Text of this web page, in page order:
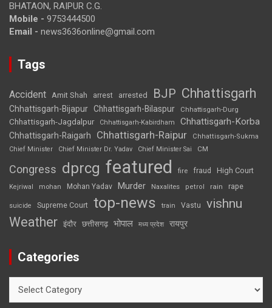
BHATAON, RAIPUR C.G.
Mobile - 9753444500
Email - news3636online@gmail.com
Tags
Accident Amit Shah arrest arrested BJP Chhattisgarh
Chhattisgarh-Bijapur Chhattisgarh-Bilaspur Chhattisgarh-Durg
Chhattisgarh-Jagdalpur Chhattisgarh-Kabirdham Chhattisgarh-Korba
Chhattisgarh-Raigarh Chhattisgarh-Raipur
Chhattisgarh-Sukma
Chief Minister
Chief Minister Dr. Yadav Chief Minister Sai CM
Congress dprcg featured fire fraud High Court
Kejriwal mohan Mohan Yadav Murder Naxalites petrol rain rape
suicide Supreme Court top-news train Vastu vishnu
Weather इंदौर छत्तीसगढ़ भोपाल मध्य प्रदेश रायपुर
Categories